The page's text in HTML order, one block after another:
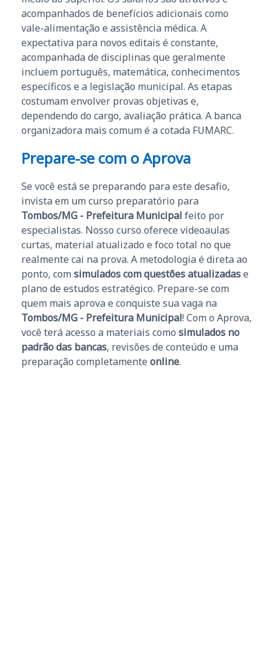
acompanhados de benefícios adicionais como
vale-alimentação e assistência médica. A
expectativa para novos editais é constante,
acompanhada de disciplinas que geralmente
incluem português, matemática, conhecimentos
específicos e a legislação municipal. As etapas
costumam envolver provas objetivas e,
dependendo do cargo, avaliação prática. A banca
organizadora mais comum é a cotada FUMARC.
Prepare-se com o Aprova
Se você está se preparando para este desafio,
invista em um curso preparatório para
Tombos/MG - Prefeitura Municipal feito por
especialistas. Nosso curso oferece videoaulas
curtas, material atualizado e foco total no que
realmente cai na prova. A metodologia é direta ao
ponto, com simulados com questões atualizadase
plano de estudos estratégico. Prepare-se com
quem mais aprova e conquiste sua vaga na
Tombos/MG - Prefeitura Municipal! Com o Aprova,
você terá acesso a materiais como simulados no
padrão das bancas, revisões de conteúdo e uma
preparação completamente online.